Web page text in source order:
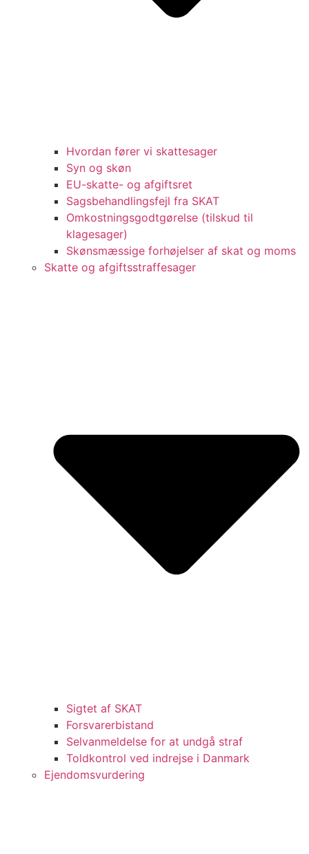
Hvordan fører vi skattesager
Syn og skøn
EU-skatte- og afgiftsret
Sagsbehandlingsfejl fra SKAT
Omkostningsgodtgørelse (tilskud til
klagesager)
Skønsmæssige forhøjelser af skat og moms
Skatte og afgiftsstraffesager
Sigtet af SKAT
Forsvarerbistand
Selvanmeldelse for at undgå straf
Toldkontrol ved indrejse i Danmark
Ejendomsvurdering